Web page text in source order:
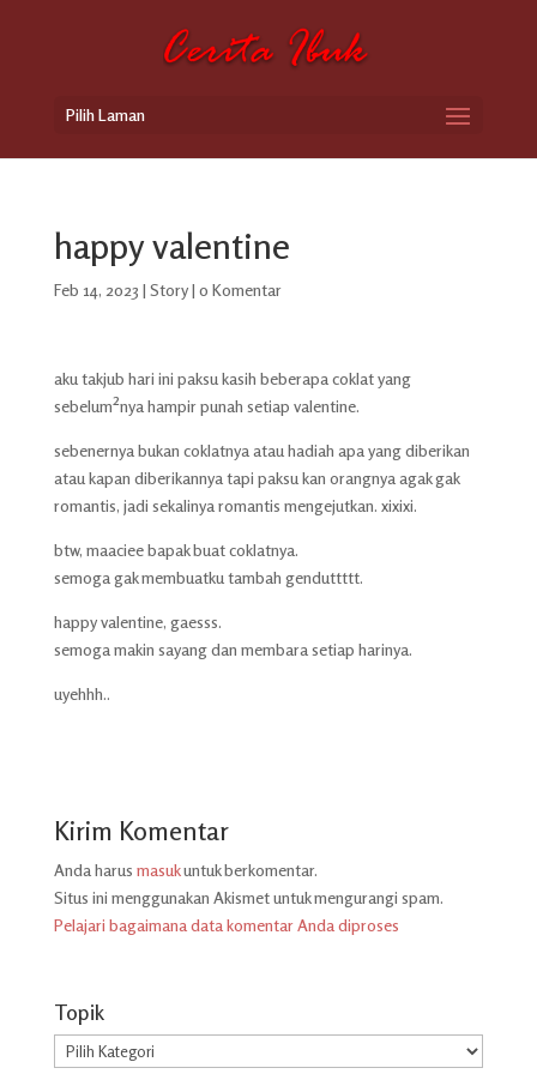
Pilih Laman
happy valentine
Feb 14, 2023 | Story| 0 Komentar
aku takjub hari ini paksu kasih beberapa coklat yang
sebelum²nya hampir punah setiap valentine.
sebenernya bukan coklatnya atau hadiah apa yang diberikan
atau kapan diberikannya tapi paksu kan orangnya agak gak
romantis, jadi sekalinya romantis mengejutkan. xixixi.
btw, maaciee bapak buat coklatnya.
semoga gak membuatku tambah genduttttt.
happy valentine, gaesss.
semoga makin sayang dan membara setiap harinya.
uyehhh..
Kirim Komentar
Anda harus masukuntuk berkomentar.
Situs ini menggunakan Akismet untuk mengurangi spam.
Pelajari bagaimana data komentar Anda diproses
Topik
Topik